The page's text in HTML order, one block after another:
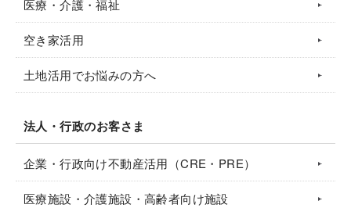
医療・介護・福祉
空き家活用
土地活用でお悩みの方へ
法人・行政のお客さま
企業・行政向け不動産活用（CRE・PRE）
医療施設・介護施設・高齢者向け施設